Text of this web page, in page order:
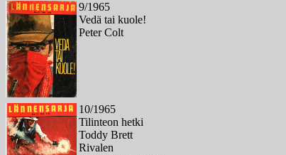
9/1965
Vedä tai kuole!
Peter Colt
10/1965
Tilinteon hetki
Toddy Brett
Rivalen